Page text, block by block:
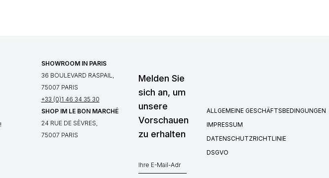
Melden Sie
sich an, um
unsere
Vorschauen
zu erhalten
ALLGEMEINE GESCHÄFTSBEDINGUNGEN
IMPRESSUM
DATENSCHUTZRICHTLINIE
DSGVO
SHOWROOM IN PARIS
36 BOULEVARD RASPAIL,
75007 PARIS
+33 (0)1 46 34 35 30
SHOP IM LE BON MARCHÉ
24 RUE DE SÈVRES,
75007 PARIS